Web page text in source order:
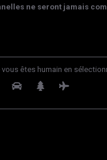
ne seront jamais
êtes humain en